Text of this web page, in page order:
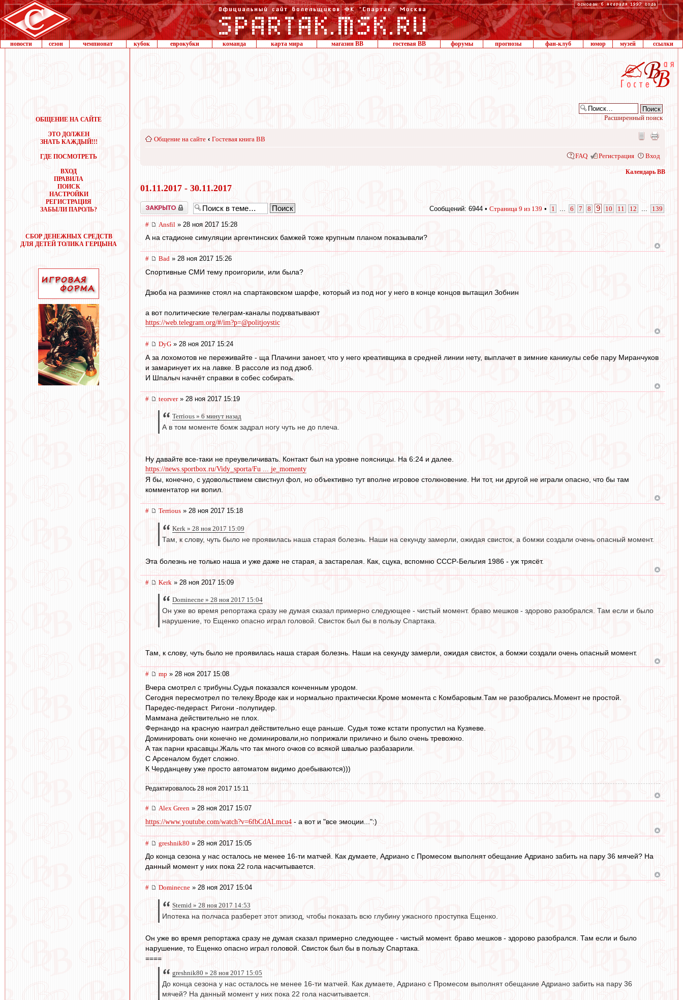
новости сезон чемпионат кубок еврокубки команда карта мира магазин ВВ гостевая ВВ форумы прогнозы фан-клуб юмор музей ссылки
ОБЩЕНИЕ НА САЙТЕ
ЭТО ДОЛЖЕН
ЗНАТЬ КАЖДЫЙ!!!
ГДЕ ПОСМОТРЕТЬ
ВХОД
ПРАВИЛА
ПОИСК
НАСТРОЙКИ
РЕГИСТРАЦИЯ
ЗАБЫЛИ ПАРОЛЬ?
СБОР ДЕНЕЖНЫХ СРЕДСТВ
ДЛЯ ДЕТЕЙ ТОЛИКА ГЕРЦЫНА
Расширенный поиск
Общение на сайте ‹ Гостевая книга ВВ
FAQ Регистрация Вход
Календарь ВВ
01.11.2017 - 30.11.2017
Закрыто Сообщений: 6944 • Страница 9 из 139 • 1 6 7 8 9 10 11 12 139
# Ansfil » 28 ноя 2017 15:28
А на стадионе симуляции аргентинских бамжей тоже крупным планом показывали?
# Bad » 28 ноя 2017 15:26
Спортивные СМИ тему проигорили, или была?
Дзюба на разминке стоял на спартаковском шарфе, который из под ног у него в конце концов вытащил Зобнин
а вот политические телеграм-каналы подхватывают
https://web.telegram.org/#/im?p=@politjoystic
# DyG » 28 ноя 2017 15:24
А за лохомотов не переживайте - ща Плачини заноет, что у него креативщика в средней линии нету, выплачет в зимние каникулы себе пару Миранчуков
и замаринует их на лавке. В рассоле из под дзюб.
И Шпалыч начнёт справки в собес собирать.
# teorver» 28 ноя 2017 15:19
Terrious » 6 минут назад
А в том моменте бомж задрал ногу чуть не до плеча.
Ну давайте все-таки не преувеличивать. Контакт был на уровне поясницы. На 6:24 и далее.
https://news.sportbox.ru/Vidy_sporta/Fu ... je_momenty
Я бы, конечно, с удовольствием свистнул фол, но объективно тут вполне игровое столкновение. Ни тот, ни другой не играли опасно, что бы там
комментатор ни вопил.
# Terrious » 28 ноя 2017 15:18
Kerk » 28 ноя 2017 15:09
Там, к слову, чуть было не проявилась наша старая болезнь. Наши на секунду замерли, ожидая свисток, а бомжи создали очень опасный момент.
Эта болезнь не только наша и уже даже не старая, а застарелая. Как, сцука, вспомню СССР-Бельгия 1986 - уж трясёт.
# Kerk » 28 ноя 2017 15:09
Dominecne » 28 ноя 2017 15:04
Он уже во время репортажа сразу не думая сказал примерно следующее - чистый момент. браво мешков - здорово разобрался. Там если и было
нарушение, то Ещенко опасно играл головой. Свисток был бы в пользу Спартака.
Там, к слову, чуть было не проявилась наша старая болезнь. Наши на секунду замерли, ожидая свисток, а бомжи создали очень опасный момент.
# mp » 28 ноя 2017 15:08
Вчера смотрел с трибуны.Судья показался конченным уродом.
Сегодня пересмотрел по телеку.Вроде как и нормально практически.Кроме момента с Комбаровым.Там не разобрались.Момент не простой.
Паредес-педераст. Ригони -полупидер.
Маммана действительно не плох.
Фернандо на красную наиграл действительно еще раньше. Судья тоже кстати пропустил на Кузяеве.
Доминировать они конечно не доминировали,но поприжали прилично и было очень тревожно.
А так парни красавцы.Жаль что так много очков со всякой швалью разбазарили.
С Арсеналом будет сложно.
К Черданцеву уже просто автоматом видимо доебываются)))
Редактировалось 28 ноя 2017 15:11
# Alex Green » 28 ноя 2017 15:07
https://www.youtube.com/watch?v=6fbCdALmcu4 - а вот и "все эмоции...":)
# greshnik80 » 28 ноя 2017 15:05
До конца сезона у нас осталось не менее 16-ти матчей. Как думаете, Адриано с Промесом выполнят обещание Адриано забить на пару 36 мячей? На
данный момент у них пока 22 гола насчитывается.
# Dominecne » 28 ноя 2017 15:04
Stemid » 28 ноя 2017 14:53
Ипотека на полчаса разберет этот эпизод, чтобы показать всю глубину ужасного проступка Ещенко.
Он уже во время репортажа сразу не думая сказал примерно следующее - чистый момент. браво мешков - здорово разобрался. Там если и было
нарушение, то Ещенко опасно играл головой. Свисток был бы в пользу Спартака.
====
greshnik80 » 28 ноя 2017 15:05
До конца сезона у нас осталось не менее 16-ти матчей. Как думаете, Адриано с Промесом выполнят обещание Адриано забить на пару 36
мячей? На данный момент у них пока 22 гола насчитывается.